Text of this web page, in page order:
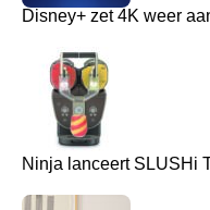
Disney+ zet 4K weer
Ninja lanceert SLUSHi